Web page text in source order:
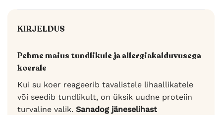
KIRJELDUS
Pehme maius tundlikule ja allergiakalduvusega
koerale
Kui su koer reageerib tavalistele lihaallikatele
või seedib tundlikult, on üksik uudne proteiin
turvaline valik. Sanadog jäneselihast